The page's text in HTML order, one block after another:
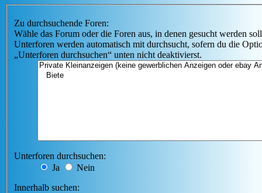
Zu durchsuchende Foren:
Wähle das Forum oder die Foren aus, in denen gesucht werden
Unterforen werden automatisch mit durchsucht, sofern du die
„Unterforen durchsuchen“ unten nicht deaktivierst.
Unterforen durchsuchen:
Ja
Nein
Innerhalb suchen: